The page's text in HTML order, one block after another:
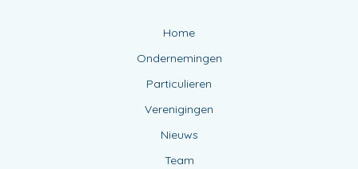
Home
Ondernemingen
Particulieren
Verenigingen
Nieuws
Team